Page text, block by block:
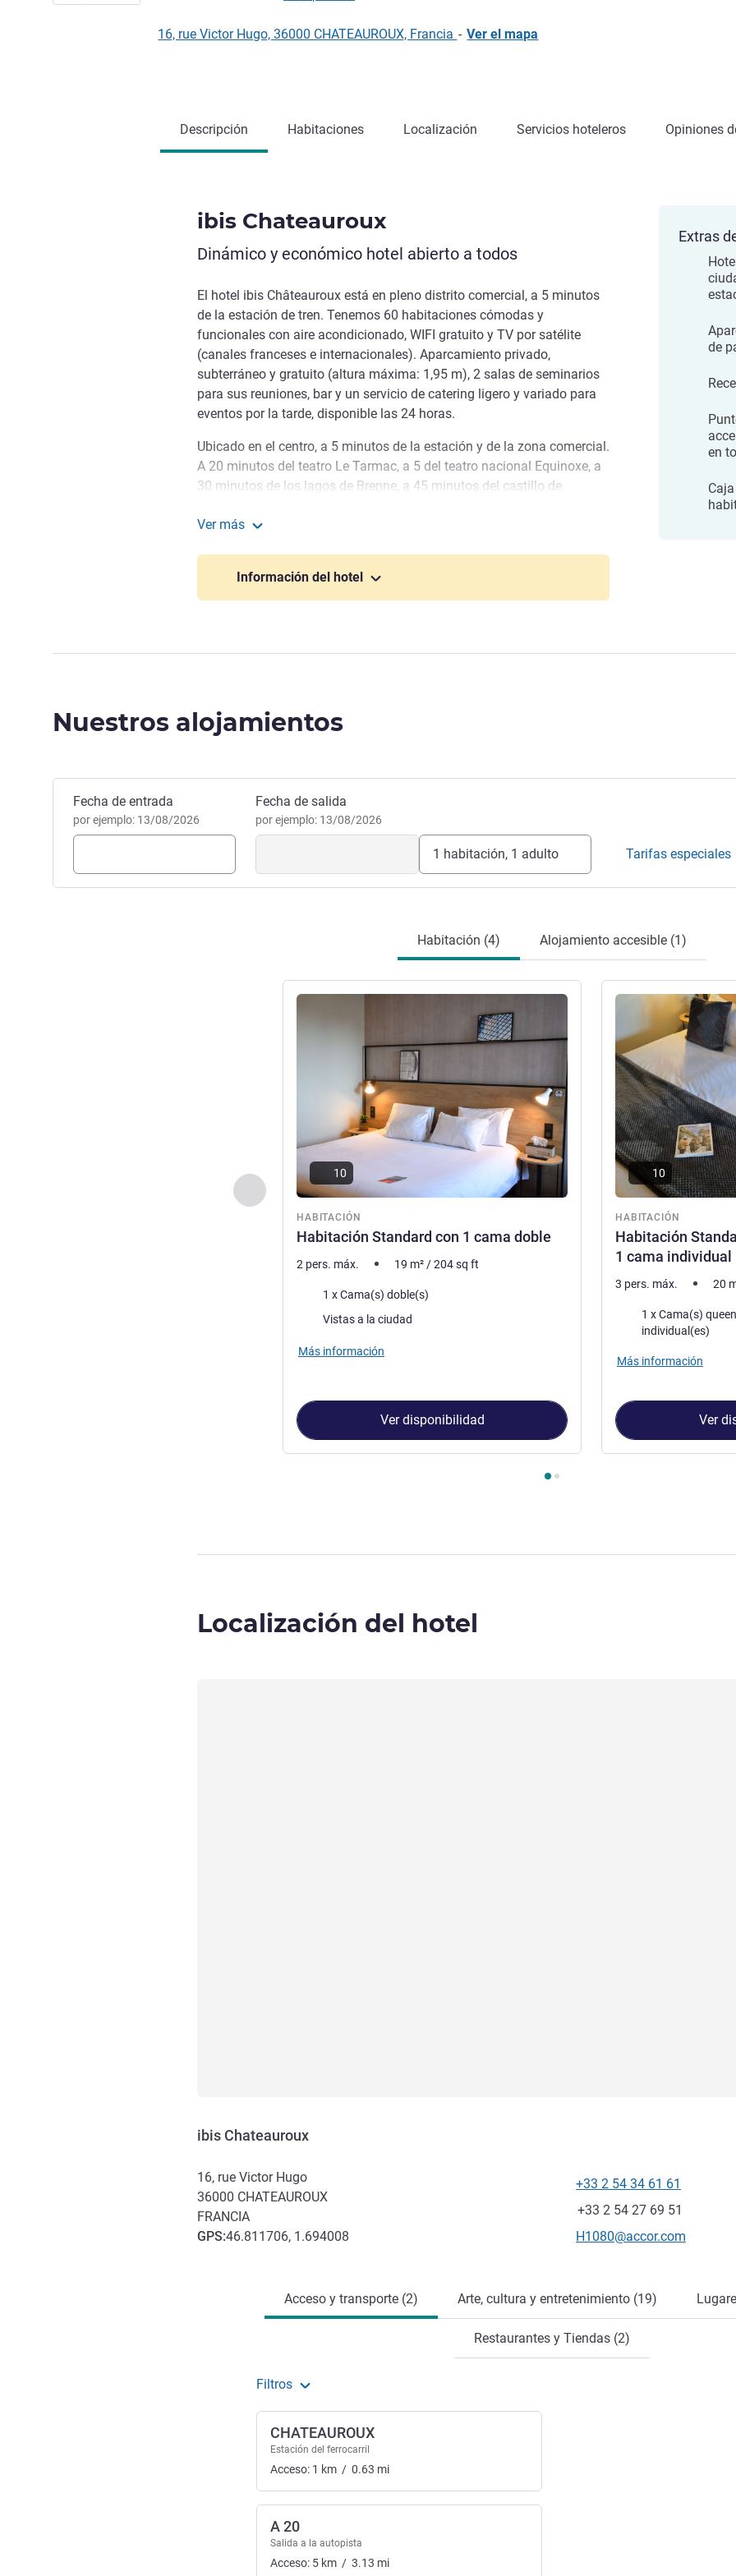
16, rue Victor Hugo, 36000 CHATEAUROUX, Francia - Ver el mapa
Descripción Habitaciones Localización Servicios hoteleros Opiniones
ibis Chateauroux
Dinámico y económico hotel abierto a todos
El hotel ibis Châteauroux está en pleno distrito comercial, a 5 minutos
de la estación de tren. Tenemos 60 habitaciones cómodas y
funcionales con aire acondicionado, WIFI gratuito y TV por satélite
(canales franceses e internacionales). Aparcamiento privado,
subterráneo y gratuito (altura máxima: 1,95 m), 2 salas de seminarios
para sus reuniones, bar y un servicio de catering ligero y variado para
eventos por la tarde, disponible las 24 horas.
Ubicado en el centro, a 5 minutos de la estación y de la zona comercial.
A 20 minutos del teatro Le Tarmac, a 5 del teatro nacional Equinoxe, a
30 minutos de los lagos de Brenne, a 45 minutos del castillo de
con un privilegiado enclave en el centro. Descubra la provincia de Berry
con sus exquisitas especialidades locales. Registro de llegada 24
horas. Acceso al aparcamiento por Rue Molière.
Ver más
Información del hotel
Extras
de
en
Nuestros alojamientos
Reservar este hotel
Fecha de entrada
por ejemplo: 13/08/2026
Fecha de salida
por ejemplo: 13/08/2026
1 habitación, 1 adulto Tarifas especiales
Habitación (4) Alojamiento accesible (1)
Anterior - Habitación
HABITACIÓN
Habitación Standard con 1 cama doble
Más información
10
2 pers. máx. 19 m² /204sq ft
Ropa de cama
1 x Cama(s) doble(s)
Views :Vistas a la ciudad
Más información
Ver disponibilidad
HABITACIÓN
Habitación
1 cama individual
Más información
10
3 pers. máx. 20
Ropa de cama
1 x Cama(s) queen size y 1
individual(es)
Más información
Ver
Localización del hotel
ibis Chateauroux
16, rue Victor Hugo
36000 CHATEAUROUX
FRANCIA
GPS:46.811706, 1.694008
Teléfono
+33 2 54 34 61 61
Fax
+33 2 54 27 69 51
Correo electrónico de
H1080@accor.com
Acceso y transporte (2) Arte, cultura y entretenimiento (19)
Restaurantes y Tiendas (2)
Filtros
CHATEAUROUX
Estación del ferrocarril
Acceso: 1 km / 0.63 mi
A 20
Salida a la autopista
Acceso: 5 km / 3.13 mi